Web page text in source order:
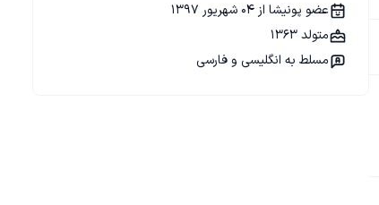
عضو پونیشا از 04 شهریور 1397
متولد 1363
مسلط به انگلیسی و فارسی